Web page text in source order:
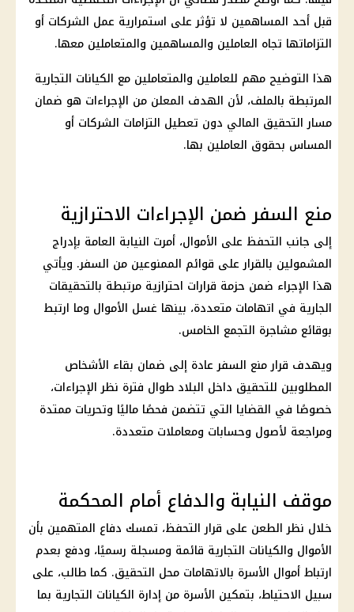
قبل أحد المساهمين لا تؤثر على استمرارية عمل الشركات أو
التزاماتها تجاه العاملين والمساهمين والمتعاملين معها.
هذا التوضيح مهم للعاملين والمتعاملين مع الكيانات التجارية
المرتبطة بالملف، لأن الهدف المعلن من الإجراءات هو ضمان
مسار التحقيق المالي دون تعطيل التزامات الشركات أو
المساس بحقوق العاملين بها.
منع السفر ضمن الإجراءات الاحترازية
إلى جانب التحفظ على الأموال، أمرت النيابة العامة بإدراج
المشمولين بالقرار على قوائم الممنوعين من السفر. ويأتي
هذا الإجراء ضمن حزمة قرارات احترازية مرتبطة بالتحقيقات
الجارية في اتهامات متعددة، بينها غسل الأموال وما ارتبط
بوقائع مشاجرة التجمع الخامس.
ويهدف قرار منع السفر عادة إلى ضمان بقاء الأشخاص
المطلوبين للتحقيق داخل البلاد طوال فترة نظر الإجراءات،
خصوصًا في القضايا التي تتضمن فحصًا ماليًا وتحريات ممتدة
ومراجعة لأصول وحسابات ومعاملات متعددة.
موقف النيابة والدفاع أمام المحكمة
خلال نظر الطعن على قرار التحفظ، تمسك دفاع المتهمين بأن
الأموال والكيانات التجارية قائمة ومسجلة رسميًا، ودفع بعدم
ارتباط أموال الأسرة بالاتهامات محل التحقيق. كما طالب، على
سبيل الاحتياط، بتمكين الأسرة من إدارة الكيانات التجارية بما